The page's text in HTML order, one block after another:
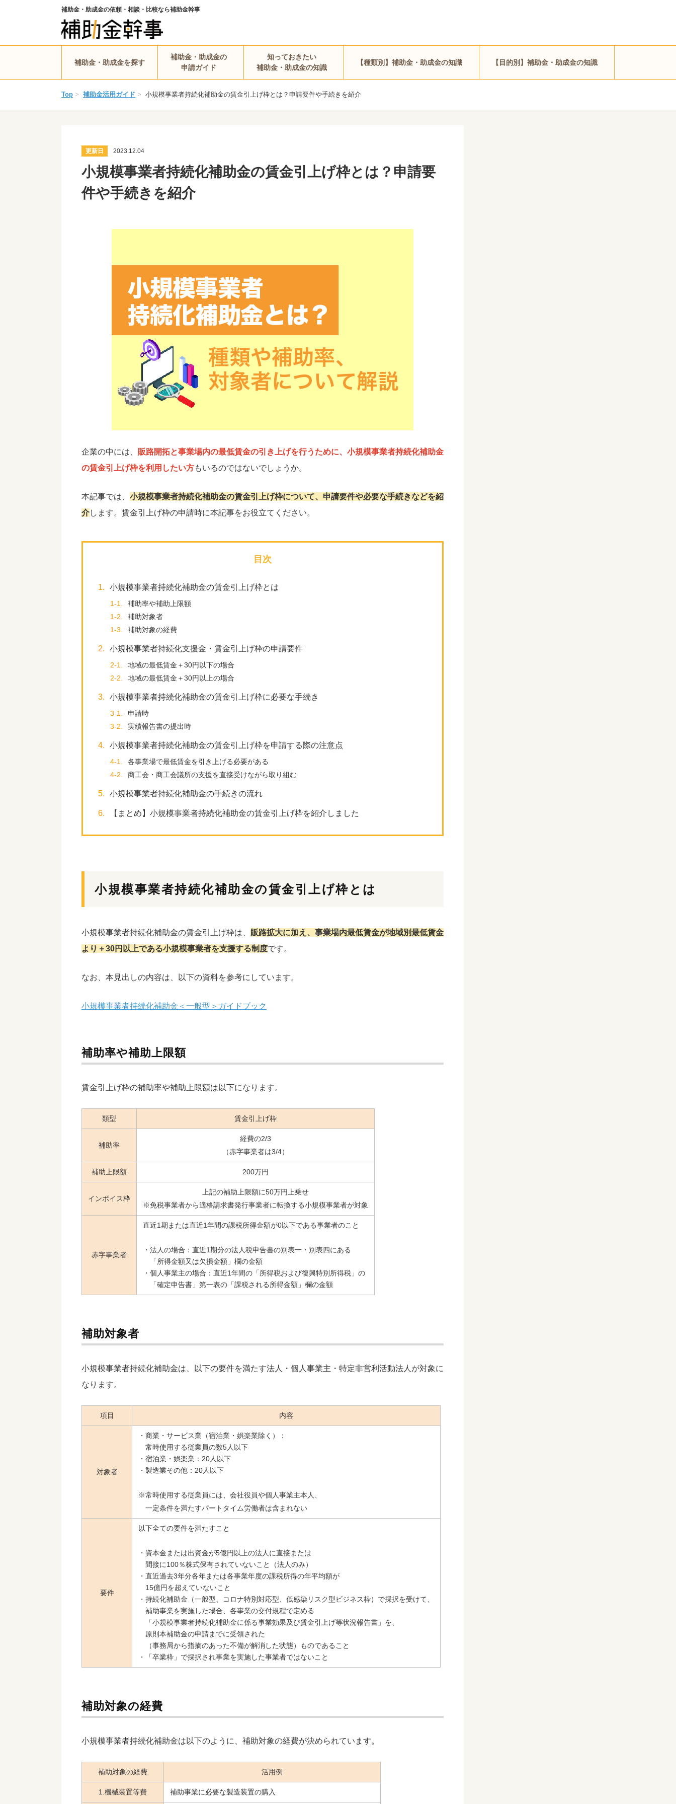
補助金・助成金の依頼・相談・比較なら補助金幹事
補助金・助成金を探す
補助金・助成金の
申請ガイド
知っておきたい
補助金・助成金の知識
【種類別】補助金・助成金の知識 【目的別】補助金・助成金の知識
Top > 補助金活用ガイド > 小規模事業者持続化補助金の賃金引上げ枠とは？申請要件や手続きを紹介
更新日 2023.12.04
小規模事業者持続化補助金の賃金引上げ枠とは？申請要
件や手続きを紹介
企業の中には、 販路開拓と事業場内の最低賃金の引き上げを行うために、小規模事業者持続化補助金
の賃金引上げ枠を利用したい方もいるのではないでしょうか。
本記事では、 小規模事業者持続化補助金の賃金引上げ枠について、申請要件や必要な手続きなどを紹
介します。賃金引上げ枠の申請時に本記事をお役立てください。
目次
1. 小規模事業者持続化補助金の賃金引上げ枠とは
1-1.
補助率や補助上限額
1-2.
補助対象者
1-3.
補助対象の経費
2. 小規模事業者持続化支援金・賃金引上げ枠の申請要件
2-1.
地域の最低賃金＋30円以下の場合
2-2.
地域の最低賃金＋30円以上の場合
3. 小規模事業者持続化補助金の賃金引上げ枠に必要な手続き
3-1.
申請時
3-2.
実績報告書の提出時
4. 小規模事業者持続化補助金の賃金引上げ枠を申請する際の注意点
4-1.
各事業場で最低賃金を引き上げる必要がある
4-2.
商工会・商工会議所の支援を直接受けながら取り組む
5. 小規模事業者持続化補助金の手続きの流れ
6. 【まとめ】小規模事業者持続化補助金の賃金引上げ枠を紹介しました
小規模事業者持続化補助金の賃金引上げ枠とは
小規模事業者持続化補助金の賃金引上げ枠は、 販路拡大に加え、事業場内最低賃金が地域別最低賃金
より＋30円以上である小規模事業者を支援する制度です。
なお、本見出しの内容は、以下の資料を参考にしています。
小規模事業者持続化補助金＜一般型＞ガイドブック
補助率や補助上限額
賃金引上げ枠の補助率や補助上限額は以下になります。
類型 賃金引上げ枠
補助率
経費の2/3
（赤字事業者は3/4）
補助上限額 200万円
インボイス枠
上記の補助上限額に50万円上乗せ
※免税事業者から適格請求書発行事業者に転換する小規模事業者が対象
赤字事業者
直近1期または直近1年間の課税所得金額が0以下である事業者のこと
・法人の場合：直近1期分の法人税申告書の別表一・別表四にある
「所得金額又は欠損金額」欄の金額
・個人事業主の場合：直近1年間の「所得税および復興特別所得税」の
「確定申告書」第一表の「課税される所得金額」欄の金額
補助対象者
小規模事業者持続化補助金は、以下の要件を満たす法人・個人事業主・特定非営利活動法人が対象に
なります。
項目 内容
対象者
・商業・サービス業（宿泊業・娯楽業除く）：
常時使用する従業員の数5人以下
・宿泊業・娯楽業：20人以下
・製造業その他：20人以下
※常時使用する従業員には、会社役員や個人事業主本人、
一定条件を満たすパートタイム労働者は含まれない
要件
以下全ての要件を満たすこと
・資本金または出資金が5億円以上の法人に直接または
間接に100％株式保有されていないこと（法人のみ）
・直近過去3年分各年または各事業年度の課税所得の年平均額が
15億円を超えていないこと
・持続化補助金（一般型、コロナ特別対応型、低感染リスク型ビジネス枠）で採択を受けて、
補助事業を実施した場合、各事業の交付規程で定める
「小規模事業者持続化補助金に係る事業効果及び賃金引上げ等状況報告書」を、
原則本補助金の申請までに受領された
（事務局から指摘のあった不備が解消した状態）ものであること
・「卒業枠」で採択され事業を実施した事業者ではないこと
補助対象の経費
小規模事業者持続化補助金は以下のように、補助対象の経費が決められています。
補助対象の経費 活用例
1.機械装置等費 補助事業に必要な製造装置の購入